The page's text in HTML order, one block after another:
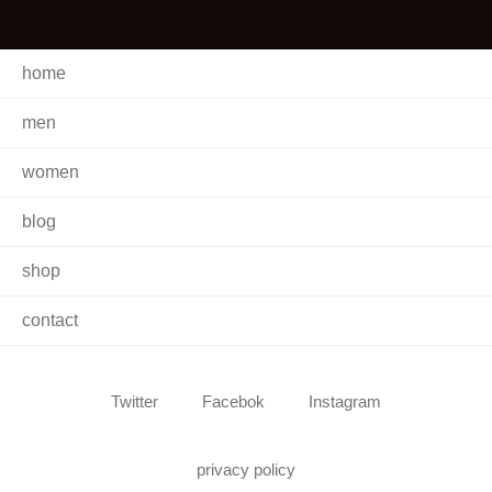
home
men
women
blog
shop
contact
Twitter Facebok Instagram
privacy policy